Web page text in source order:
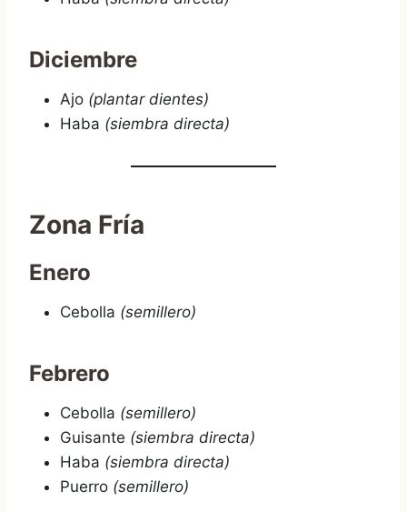
Diciembre
Ajo (plantar dientes)
Haba (siembra directa)
Zona Fría
Enero
Cebolla (semillero)
Febrero
Cebolla (semillero)
Guisante (siembra directa)
Haba (siembra directa)
Puerro (semillero)